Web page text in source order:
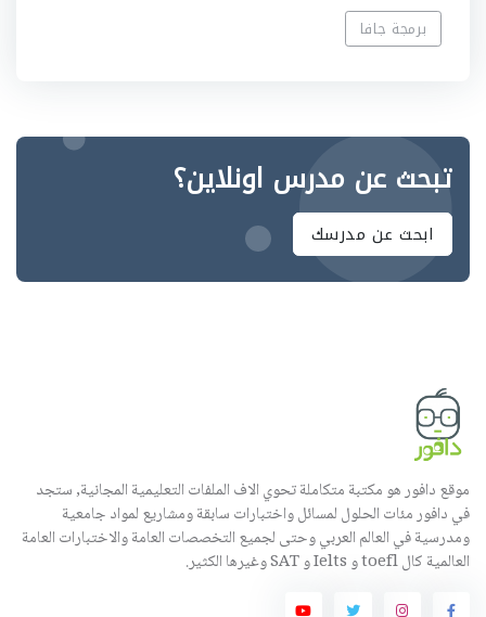
برمجة جافا
تبحث عن مدرس اونلاين؟
ابحث عن مدرسك
موقع دافور هو مكتبة متكاملة تحوي الاف الملفات التعليمية المجانية, ستجد
في دافور مئات الحلول لمسائل واختبارات سابقة ومشاريع لمواد جامعية
ومدرسية في العالم العربي وحتى لجميع التخصصات العامة والاختبارات العامة
العالمية كال toefl و Ielts و SAT وغيرها الكثير.